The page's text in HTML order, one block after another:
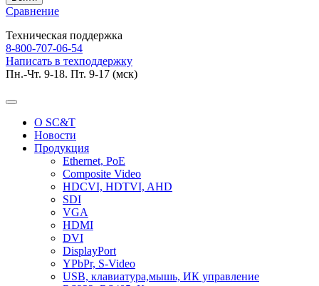
Сравнение
Техническая поддержка
8-800-707-06-54
Написать в техподдержку
Пн.-Чт. 9-18. Пт. 9-17 (мск)
О SC&T
Новости
Продукция
Ethernet, PoE
Composite Video
HDCVI, HDTVI, AHD
SDI
VGA
HDMI
DVI
DisplayPort
YPbPr, S-Video
USB, клавиатура,мышь, ИК управление